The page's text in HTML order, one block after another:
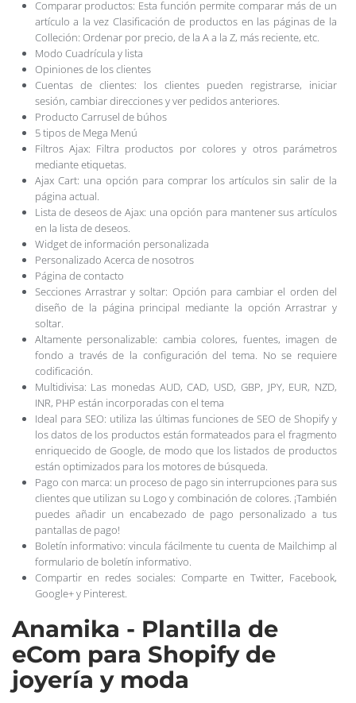
Comparar productos: Esta función permite comparar más de un
artículo a la vez Clasificación de productos en las páginas de la
Colleción: Ordenar por precio, de la A a la Z, más reciente, etc.
Modo Cuadrícula y lista
Opiniones de los clientes
Cuentas de clientes: los clientes pueden registrarse, iniciar
sesión, cambiar direcciones y ver pedidos anteriores.
Producto Carrusel de búhos
5 tipos de Mega Menú
Filtros Ajax: Filtra productos por colores y otros parámetros
mediante etiquetas.
Ajax Cart: una opción para comprar los artículos sin salir de la
página actual.
Lista de deseos de Ajax: una opción para mantener sus artículos
en la lista de deseos.
Widget de información personalizada
Personalizado Acerca de nosotros
Página de contacto
Secciones Arrastrar y soltar: Opción para cambiar el orden del
diseño de la página principal mediante la opción Arrastrar y
soltar.
Altamente personalizable: cambia colores, fuentes, imagen de
fondo a través de la configuración del tema. No se requiere
codificación.
Multidivisa: Las monedas AUD, CAD, USD, GBP, JPY, EUR, NZD,
INR, PHP están incorporadas con el tema
Ideal para SEO: utiliza las últimas funciones de SEO de Shopify y
los datos de los productos están formateados para el fragmento
enriquecido de Google, de modo que los listados de productos
están optimizados para los motores de búsqueda.
Pago con marca: un proceso de pago sin interrupciones para sus
clientes que utilizan su Logo y combinación de colores. ¡También
puedes añadir un encabezado de pago personalizado a tus
pantallas de pago!
Boletín informativo: vincula fácilmente tu cuenta de Mailchimp al
formulario de boletín informativo.
Compartir en redes sociales: Comparte en Twitter, Facebook,
Google+ y Pinterest.
Anamika - Plantilla de
eCom para Shopify de
joyería y moda